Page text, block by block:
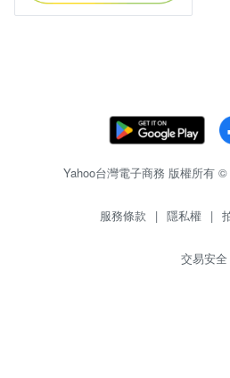
Yahoo台灣電子商務 版權所有
服務條款 | 隱私權 |
交易安全